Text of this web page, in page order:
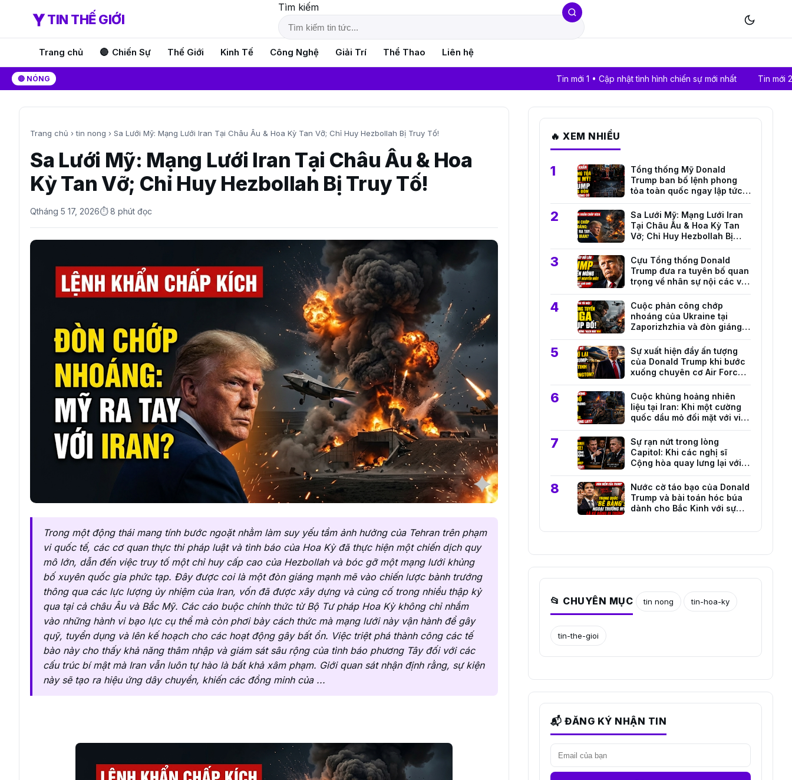
TIN THẾ GIỚI
Tìm kiếm
Trang chủ Chiến Sự Thế Giới Kinh Tế Công Nghệ Giải Trí Thể Thao Liên hệ
🔴 NÓNG Tin mới 1 • Cập nhật tình hình chiến sự mới nhất Tin mới 2 • Giá
Trang chủ ›tin nong › Sa Lưới Mỹ: Mạng Lưới Iran Tại Châu Âu & Hoa Kỳ Tan Vỡ; Chỉ Huy Hezbollah Bị Truy Tố!
Sa Lưới Mỹ: Mạng Lưới Iran Tại Châu Âu & Hoa
Kỳ Tan Vỡ; Chỉ Huy Hezbollah Bị Truy Tố!
Qtháng 5 17, 2026⏱ 8 phút đọc
Trong một động thái mang tính bước ngoặt nhằm làm suy yếu tầm ảnh hưởng của Tehran trên phạm
vi quốc tế, các cơ quan thực thi pháp luật và tình báo của Hoa Kỳ đã thực hiện một chiến dịch quy
mô lớn, dẫn đến việc truy tố một chỉ huy cấp cao của Hezbollah và bóc gỡ một mạng lưới khủng
bố xuyên quốc gia phức tạp. Đây được coi là một đòn giáng mạnh mẽ vào chiến lược bành trướng
thông qua các lực lượng ủy nhiệm của Iran, vốn đã được xây dựng và củng cố trong nhiều thập kỷ
qua tại cả châu Âu và Bắc Mỹ. Các cáo buộc chính thức từ Bộ Tư pháp Hoa Kỳ không chỉ nhắm
vào những hành vi bạo lực cụ thể mà còn phơi bày cách thức mà mạng lưới này vận hành để gây
quỹ, tuyển dụng và lên kế hoạch cho các hoạt động gây bất ổn. Việc triệt phá thành công các tế
bào này cho thấy khả năng thâm nhập và giám sát sâu rộng của tình báo phương Tây đối với các
cấu trúc bí mật mà Iran vẫn luôn tự hào là bất khả xâm phạm. Giới quan sát nhận định rằng, sự kiện
này sẽ tạo ra hiệu ứng dây chuyền, khiến các đồng minh của ...
🔥 XEM NHIỀU
Tổng thống Mỹ Donald
Trump ban bố lệnh phong
tỏa toàn quốc ngay lập tức
trước mối đe dọa an ninh
nghiêm trọng
Sa Lưới Mỹ: Mạng Lưới Iran
Tại Châu Âu & Hoa Kỳ Tan
Vỡ; Chỉ Huy Hezbollah Bị
Truy Tố!
Cựu Tổng thống Donald
Trump đưa ra tuyên bố quan
trọng về nhân sự nội các và
định hướng đối ngoại mới
Cuộc phản công chớp
nhoáng của Ukraine tại
Zaporizhzhia và đòn giáng
mạnh vào hệ thống hậu cần
Nga
Sự xuất hiện đầy ấn tượng
của Donald Trump khi bước
xuống chuyên cơ Air Force
One tại căn cứ Andrews
Cuộc khủng hoảng nhiên
liệu tại Iran: Khi một cường
quốc dầu mỏ đối mặt với viễn
cảnh sụp đổ toàn diện
Sự rạn nứt trong lòng
Capitol: Khi các nghị sĩ
Cộng hòa quay lưng lại với
những quan chức quân sự
hàng đầu của Trump
Nước cờ táo bạo của Donald
Trump và bài toán hóc búa
dành cho Bắc Kinh với sự
📂 CHUYÊN MỤC tin nong tin-hoa-ky
tin-the-gioi
📬 ĐĂNG KÝ NHẬN TIN